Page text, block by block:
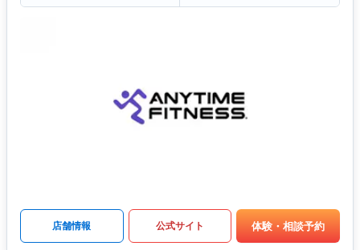
店舗情報 公式サイト 体験・相談予約